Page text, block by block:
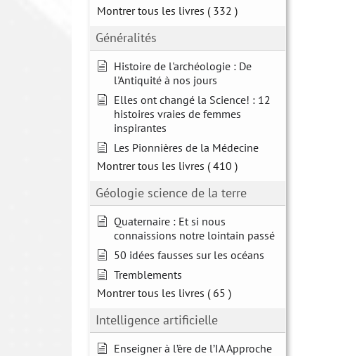
Montrer tous les livres ( 332 )
Généralités
Histoire de l'archéologie : De
l'Antiquité à nos jours
Elles ont changé la Science! : 12
histoires vraies de femmes
inspirantes
Les Pionnières de la Médecine
Montrer tous les livres ( 410 )
Géologie science de la terre
Quaternaire : Et si nous
connaissions notre lointain passé
50 idées fausses sur les océans
Tremblements
Montrer tous les livres ( 65 )
Intelligence artificielle
Enseigner à l’ère de l’IA Approche